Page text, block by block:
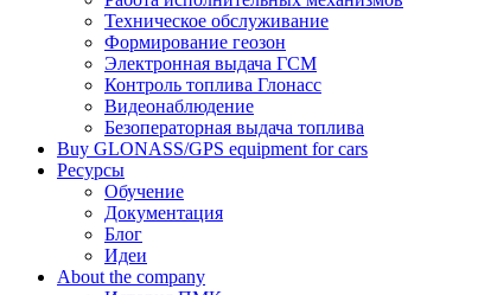
Техническое обслуживание
Формирование геозон
Электронная выдача ГСМ
Контроль топлива Глонасс
Видеонаблюдение
Безоператорная выдача топлива
Buy GLONASS/GPS equipment for cars
Ресурсы
Обучение
Документация
Блог
Идеи
About the company